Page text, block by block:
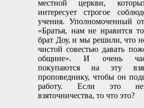
местной церкви,
интересует строгое
учения. Уполномоченный
«Братья, нам не нравится
брат Доу, и мы решили, что
чистой совестью давать
общине». И очень
покупаются на эту
проповеднику, чтобы он
работу. Если это не
взяточничества, то что это?